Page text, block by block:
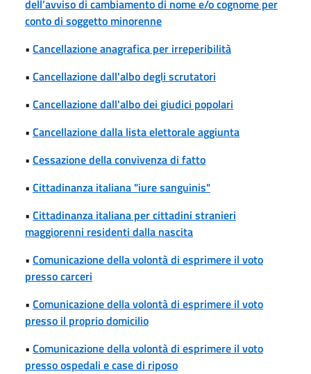
dell’avviso di cambiamento di nome e/o cognome per
conto di soggetto minorenne
• Cancellazione anagrafica per irreperibilità
• Cancellazione dall'albo degli scrutatori
• Cancellazione dall'albo dei giudici popolari
• Cancellazione dalla lista elettorale aggiunta
• Cessazione della convivenza di fatto
• Cittadinanza italiana "iure sanguinis"
• Cittadinanza italiana per cittadini stranieri
maggiorenni residenti dalla nascita
• Comunicazione della volontà di esprimere il voto
presso carceri
• Comunicazione della volontà di esprimere il voto
presso il proprio domicilio
• Comunicazione della volontà di esprimere il voto
presso ospedali e case di riposo